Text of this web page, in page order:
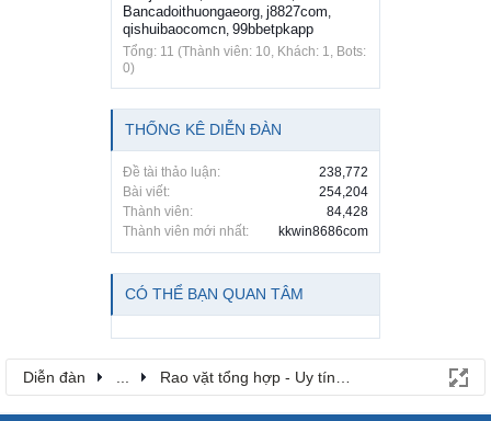
Bancadoithuongaeorg, j8827com,
qishuibaocomcn, 99bbetpkapp
Tổng: 11 (Thành viên: 10, Khách: 1, Bots:
0)
THỐNG KÊ DIỄN ĐÀN
Đề tài thảo luận:
238,772
Bài viết:
254,204
Thành viên:
84,428
Thành viên mới nhất:
kkwin8686com
CÓ THỂ BẠN QUAN TÂM
Diễn đàn ... Rao vặt tổng hợp - Uy tín - Miễn phí